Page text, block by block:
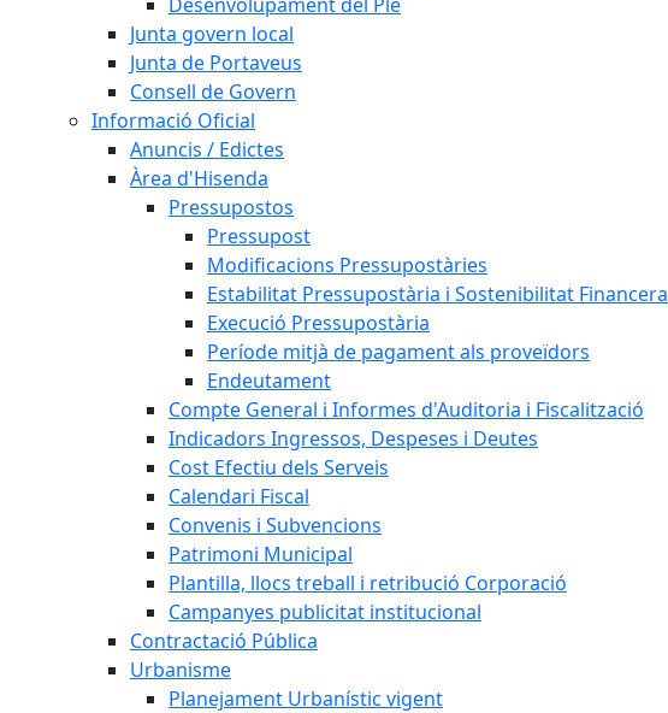
Junta govern local
Junta de Portaveus
Consell de Govern
Informació Oficial
Anuncis / Edictes
Àrea d'Hisenda
Pressupostos
Pressupost
Modificacions Pressupostàries
Estabilitat Pressupostària i Sostenibilitat Financera
Execució Pressupostària
Període mitjà de pagament als proveïdors
Endeutament
Compte General i Informes d'Auditoria i Fiscalització
Indicadors Ingressos, Despeses i Deutes
Cost Efectiu dels Serveis
Calendari Fiscal
Convenis i Subvencions
Patrimoni Municipal
Plantilla, llocs treball i retribució Corporació
Campanyes publicitat institucional
Contractació Pública
Urbanisme
Planejament Urbanístic vigent